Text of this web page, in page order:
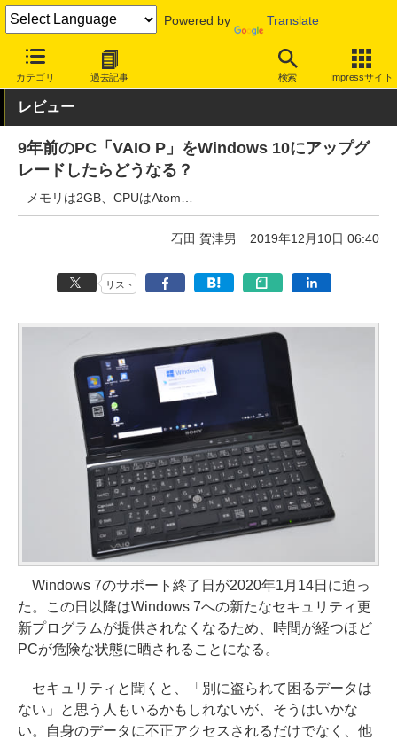
Powered by Translate
カテゴリ 過去記事 検索 Impressサイト
INTERNET Watch トピック Windows 7 サポート終了
レビュー
9年前のPC「VAIO P」をWindows 10にアップグ
レードしたらどうなる？
メモリは2GB、CPUはAtom…
石田 賀津男 2019年12月10日 06:40
リスト
Windows 7のサポート終了日が2020年1月14日に迫っ
た。この日以降はWindows 7への新たなセキュリティ更
新プログラムが提供されなくなるため、時間が経つほど
PCが危険な状態に晒されることになる。
セキュリティと聞くと、「別に盗られて困るデータは
ない」と思う人もいるかもしれないが、そうはいかな
い。自身のデータに不正アクセスされるだけでなく、他